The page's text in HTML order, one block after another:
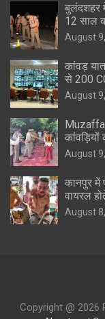
बुलंदशहर
12 साल
August
कांवड़
से 200
August
कांवड़ियों
August
कानपुर में
वायरल
August
Copyright @ 2026